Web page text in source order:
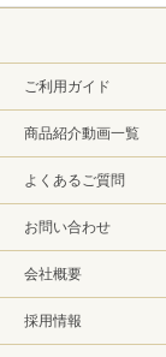
ご利用ガイド
商品紹介動画一覧
よくあるご質問
お問い合わせ
会社概要
採用情報